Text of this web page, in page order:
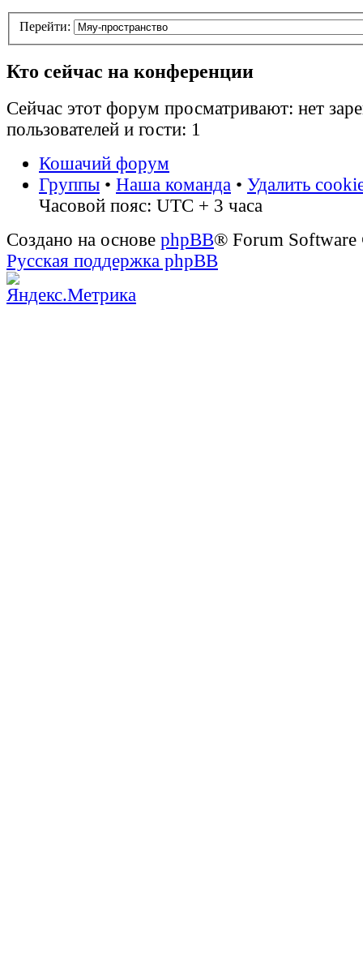
Перейти:
Кто сейчас на конференции
Сейчас этот форум просматривают: нет
пользователей и гости: 1
Кошачий форум
Группы • Наша команда • Удалить
Часовой пояс: UTC + 3 часа
Создано на основе phpBB® Forum
Русская поддержка phpBB